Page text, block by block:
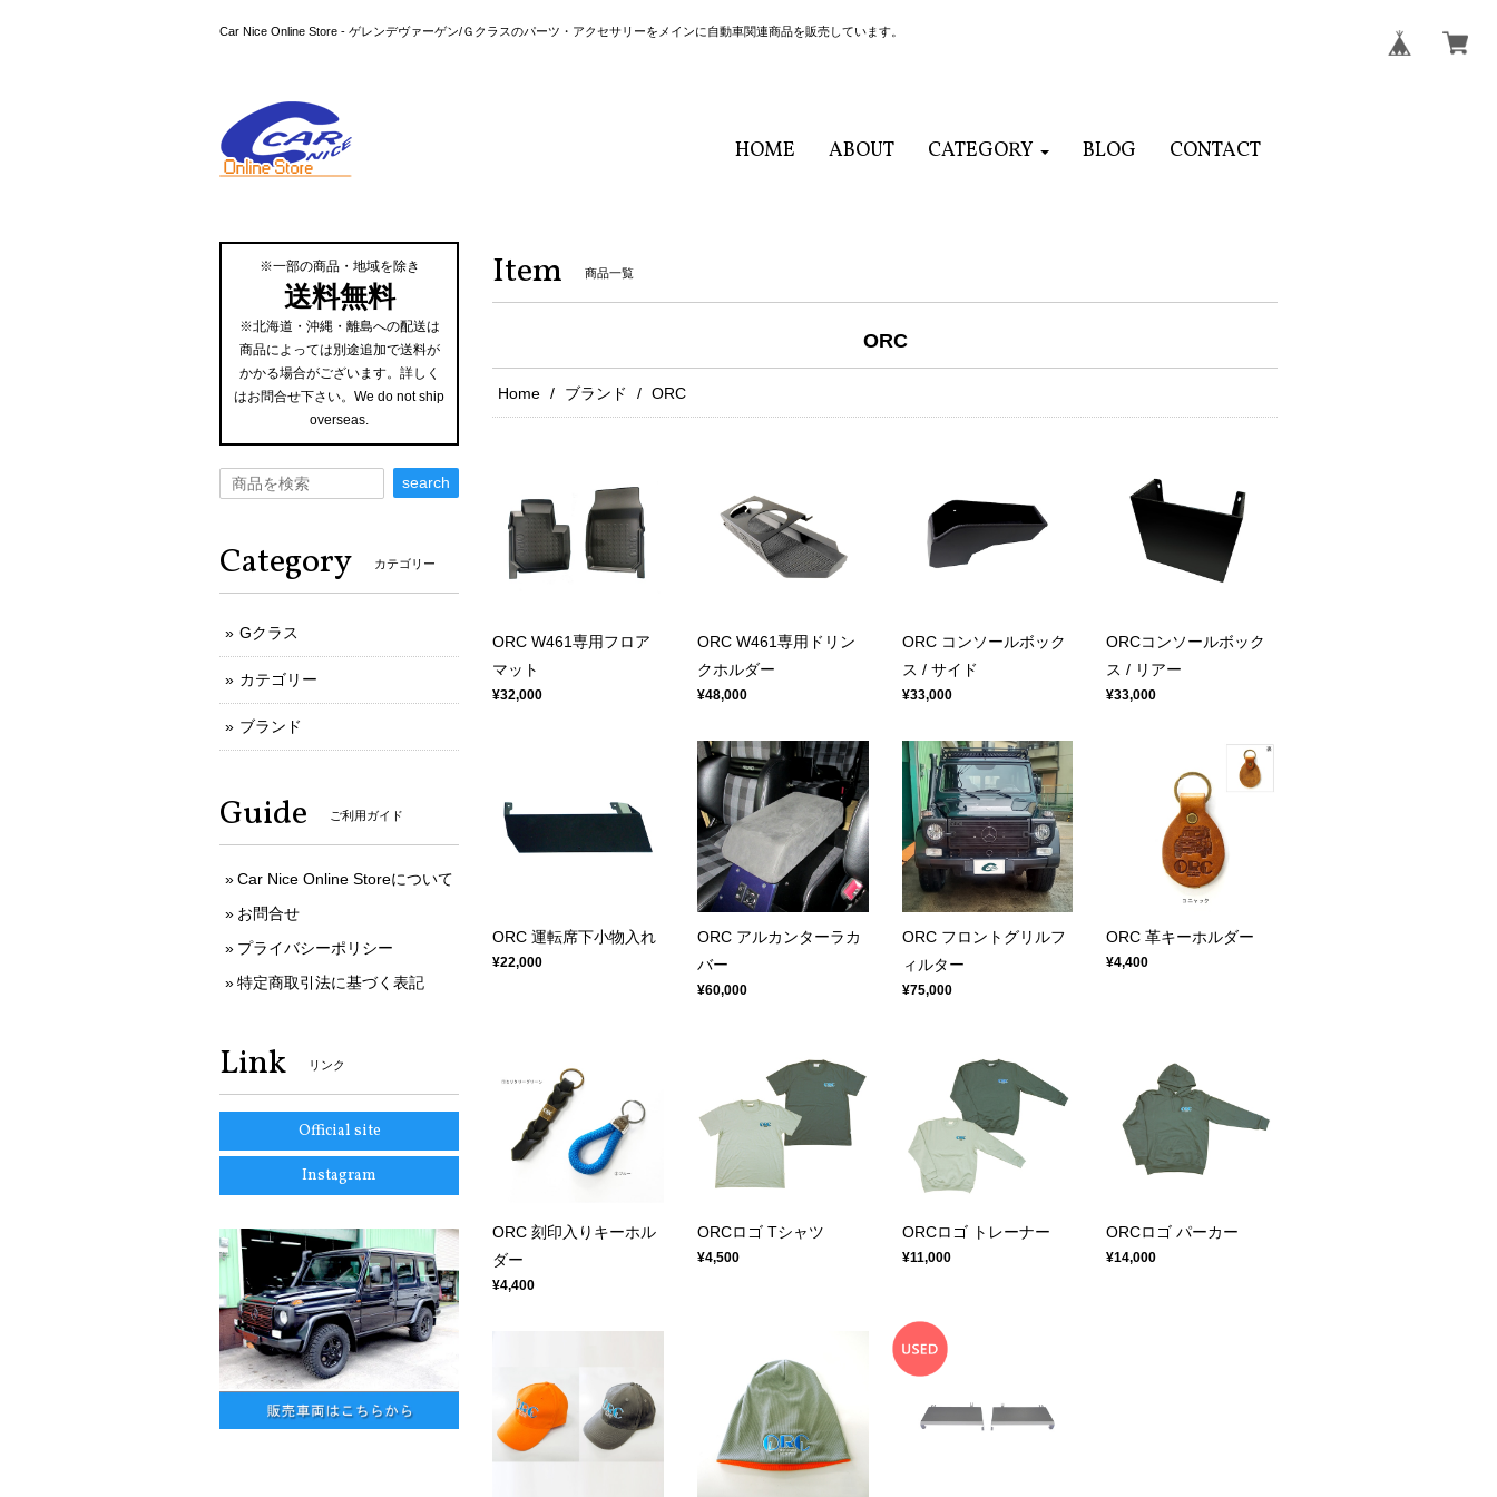
Car Nice Online Store - ゲレンデヴァーゲン/Ｇクラスのパーツ・アクセサリーをメインに自動車関連商品を販売しています。
HOME ABOUT CATEGORY BLOG CONTACT
Item 商品一覧
ORC
Home ブランド ORC
ORC W461専用フロア
マット
¥32,000
ORC W461専用ドリン
クホルダー
¥48,000
ORC コンソールボック
ス / サイド
¥33,000
ORCコンソールボック
ス / リアー
¥33,000
ORC 運転席下小物入れ
¥22,000
ORC アルカンターラカ
バー
¥60,000
ORC フロントグリルフ
ィルター
¥75,000
ORC 革キーホルダー
¥4,400
ORC 刻印入りキーホル
ダー
¥4,400
ORCロゴ Tシャツ
¥4,500
ORCロゴ トレーナー
¥11,000
ORCロゴ パーカー
¥14,000
※一部の商品・地域を除き
送料無料
※北海道・沖縄・離島への配送は
商品によっては別途追加で送料が
かかる場合がございます。詳しく
はお問合せ下さい。We do not ship
overseas.
search
Category カテゴリー
Gクラス
カテゴリー
ブランド
Guide ご利用ガイド
Car Nice Online Storeについて
お問合せ
プライバシーポリシー
特定商取引法に基づく表記
Link リンク
Official site
Instagram